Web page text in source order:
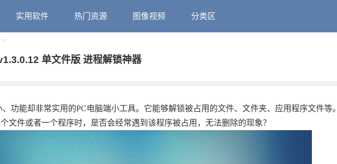
实用软件 热门资源 图像视频 分类区
›
单文件版 进程解锁神器
功能却非常实用的PC电脑端小工具。它能够解锁被占用的文件、文件夹、应用程序文件等。
文件或者一个程序时，是否会经常遇到该程序被占用，无法删除的现象？